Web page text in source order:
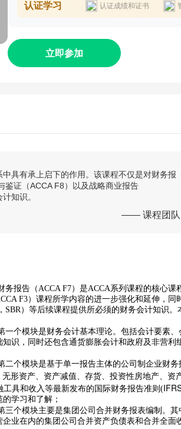
认证学习 认证成绩和证书
立即参加
具有承上启下的作用。该课程不仅是对财务报
鉴证（ACCA F8）以及战略商业报告
知识。
—— 课程团队
务报告（ACCA F7）是ACCA系列课程的核心课
F3）课程所学内容的进一步强化和延伸，同
SBR）等后续课程提供所必须的财务会计知识。
一个模块是财务会计基本理论。包括会计要素、
识，同时还包含通货膨胀会计和政府及非营利
二个模块是基于单一报告主体的公司制企业财务
无形资产、资产减值、存货、投资性房地产、资
工具和收入等最新发布的国际财务报告准则(
学习和了解；
三个模块主要是集团公司合并财务报表编制。其
业在内的集团公司合并资产负债表和合并全面